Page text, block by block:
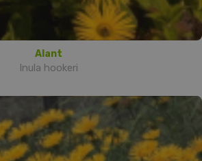
Alant
Inula hookeri